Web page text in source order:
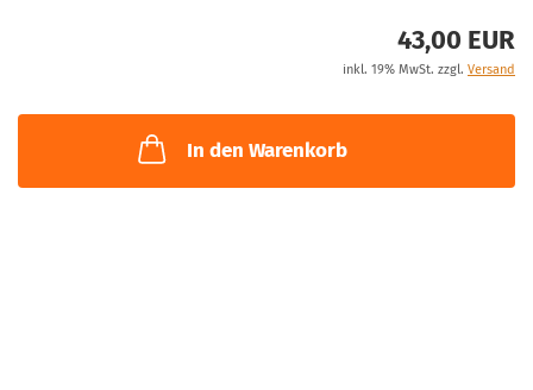
43,00 EUR
inkl. 19% MwSt. zzgl. Versand
In den Warenkorb